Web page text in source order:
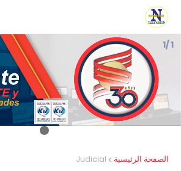
1 /1
الصفحة الرئيسية Judicial